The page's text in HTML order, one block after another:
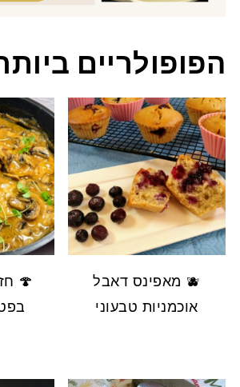
הפופולריים
🫐 מאפינס דאבל
אוכמניות טבעוני
🍄